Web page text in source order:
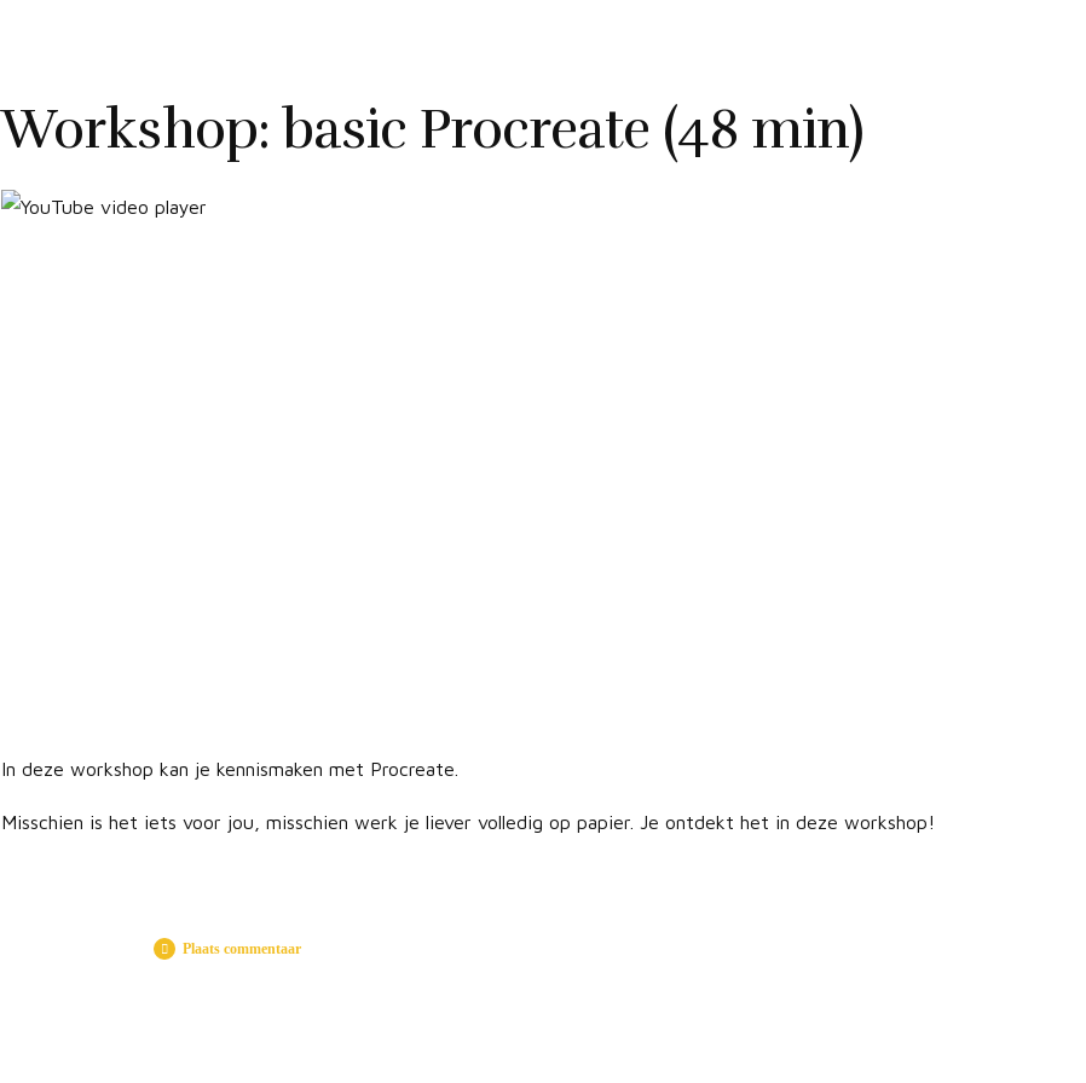
Workshop: basic Procreate (48 min)
In deze workshop kan je kennismaken met Procreate.
Misschien is het iets voor jou, misschien werk je liever volledig op papier. Je ontdekt het in deze workshop!
Plaats commentaar